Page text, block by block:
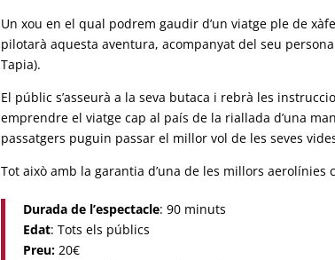
Un xou en el qual podrem gaudir d’un viatge ple de
pilotarà aquesta aventura, acompanyat del seu
Tapia).
El públic s’asseurà a la seva butaca i rebrà les
emprendre el viatge cap al país de la riallada d’una
passatgers puguin passar el millor vol de les seves
Tot això amb la garantia d’una de les millors aerolínies
Durada de l’espectacle: 90 minuts
Edat: Tots els públics
Preu: 20€